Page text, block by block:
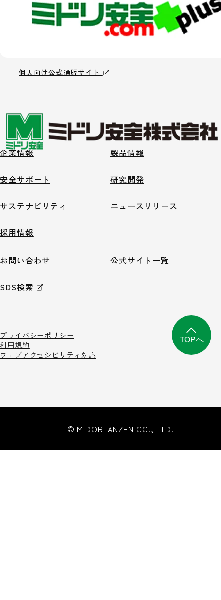
個人向け公式通販サイト
企業情報 製品情報
安全サポート 研究開発
サステナビリティ ニュースリリース
採用情報
お問い合わせ 公式サイト一覧
SDS検索
プライバシーポリシー
利用規約
ウェブアクセシビリティ対応
© MIDORI ANZEN CO., LTD.
TOPへ